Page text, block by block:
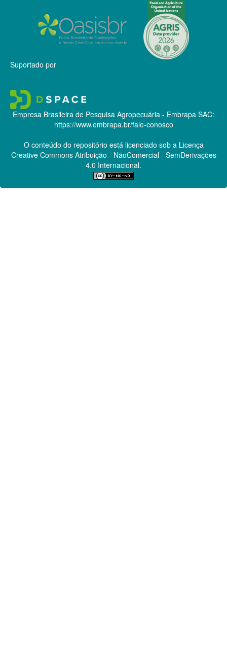
Suportado por
Empresa Brasileira de Pesquisa Agropecuária - Embrapa SAC:
https://www.embrapa.br/fale-conosco
O conteúdo do repositório está licenciado sob a Licença
Creative CommonsAtribuição - NãoComercial - SemDerivações
4.0 Internacional.